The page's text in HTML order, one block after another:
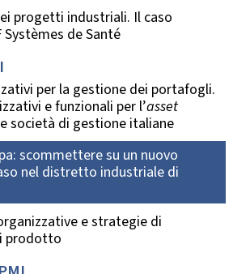
progetti industriali. Il caso
Systèmes de Santé
per la gestione dei portafogli.
e funzionali per l’asset
società di gestione italiane
scommettere su un nuovo
nel distretto industriale di
e strategie di
prodotto